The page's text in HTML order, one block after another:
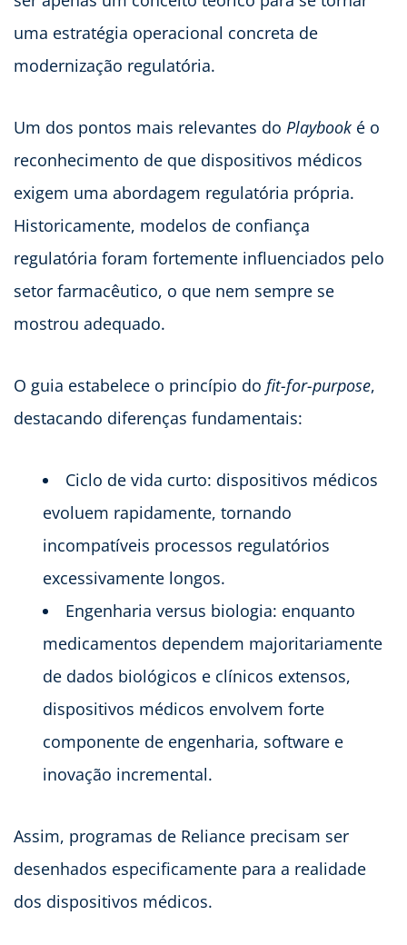
uma estratégia operacional concreta de
modernização regulatória.
Um dos pontos mais relevantes do Playbook é o
reconhecimento de que dispositivos médicos
exigem uma abordagem regulatória própria.
Historicamente, modelos de confiança
regulatória foram fortemente influenciados pelo
setor farmacêutico, o que nem sempre se
mostrou adequado.
O guia estabelece o princípio do fit-for-purpose,
destacando diferenças fundamentais:
Ciclo de vida curto: dispositivos médicos
evoluem rapidamente, tornando
incompatíveis processos regulatórios
excessivamente longos.
Engenharia versus biologia: enquanto
medicamentos dependem majoritariamente
de dados biológicos e clínicos extensos,
dispositivos médicos envolvem forte
componente de engenharia, software e
inovação incremental.
Assim, programas de Reliance precisam ser
desenhados especificamente para a realidade
dos dispositivos médicos.